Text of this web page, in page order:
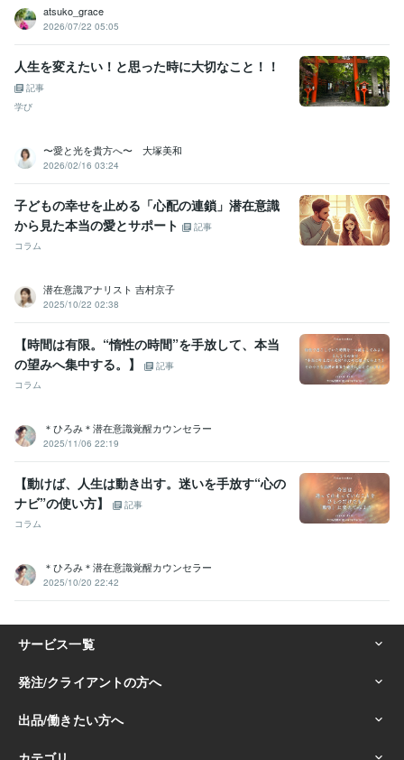
atsuko_grace
2026/07/22 05:05
人生を変えたい！と思った時に大切なこと！！
記事
学び
〜愛と光を貴方へ〜 大塚美和
2026/02/16 03:24
子どもの幸せを止める「心配の連鎖」潜在意識
から見た本当の愛とサポート
記事
コラム
潜在意識アナリスト 吉村京子
2025/10/22 02:38
【時間は有限。“惰性の時間”を手放して、本当
の望みへ集中する。】
記事
コラム
＊ひろみ＊潜在意識覚醒カウンセラー
2025/11/06 22:19
【動けば、人生は動き出す。迷いを手放す“心の
ナビ”の使い方】
記事
コラム
＊ひろみ＊潜在意識覚醒カウンセラー
2025/10/20 22:42